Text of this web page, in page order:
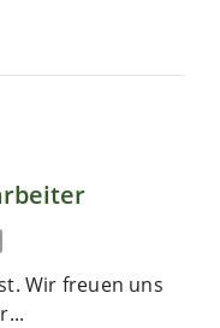
Wir freuen uns